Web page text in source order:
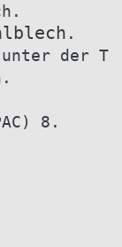
.
der
8.